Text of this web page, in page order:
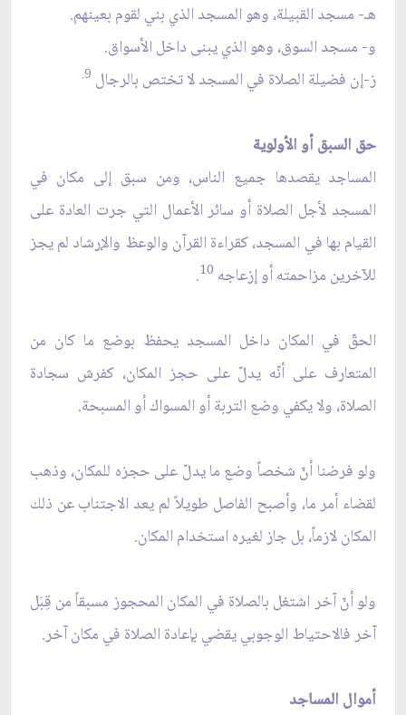
هـ- مسجد القبيلة، وهو المسجد الذي بني لقوم بعينهم.
و- مسجد السوق، وهو الذي يبنى داخل الأسواق.
ز-إن فضيلة الصلاة في المسجد لا تختص بالرجال 9.
حق السبق أو الأولوية
المساجد يقصدها جميع الناس، ومن سبق إلى مكان في
المسجد لأجل الصلاة أو سائر الأعمال التي جرت العادة على
القيام بها في المسجد، كقراءة القرآن والوعظ والإرشاد لم يجز
للآخرين مزاحمته أو إزعاجه 10
.
الحقّ في المكان داخل المسجد يحفظ بوضع ما كان من
المتعارف على أنّه يدلّ على حجز المكان، كفرش سجادة
الصلاة، ولا يكفي وضع التربة أو المسواك أو المسبحة.
ولو فرضنا أنّ شخصاً وضع ما يدلّ على حجزه للمكان، وذهب
لقضاء أمر ما، وأصبح الفاصل طويلاً لم يعد الاجتناب عن ذلك
المكان لازماً، بل جاز لغيره استخدام المكان.
ولو أنّ آخر اشتغل بالصلاة في المكان المحجوز مسبقاً من قِبَل
آخر فالاحتياط الوجوبي يقضي بإعادة الصلاة في مكان آخر.
أموال المساجد